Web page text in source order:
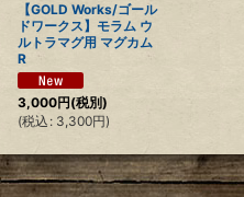
【GOLD Works/ゴール
ドワークス】モラム ウ
ルトラマグ用 マグカム
R
3,000円(税別)
(税込 : 3,300円)